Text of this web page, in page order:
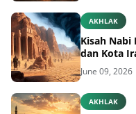
AKHLAK
Kisah Nabi
dan Kota
June 09, 2026
AKHLAK